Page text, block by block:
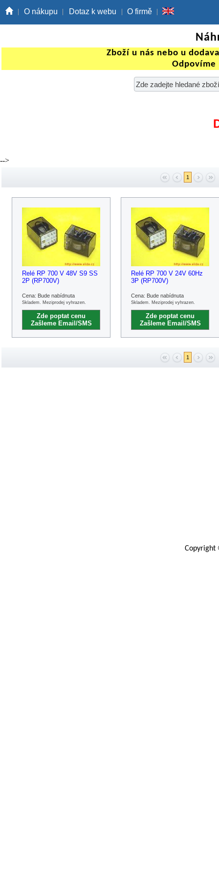
O nákupu Dotaz k webu O firmě
Zboží u nás nebo u
Odpovíme
-->
1
Relé RP 700 V 48V S9 SS
2P (RP700V)
Cena: Bude nabídnuta
Skladem. Meziprodej vyhrazen.
Zde poptat cenu
Zašleme Email/SMS
Relé RP 700 V 24V 60Hz
3P (RP700V)
Cena: Bude nabídnuta
Skladem. Meziprodej vyhrazen.
Zde poptat cenu
Zašleme Email/SMS
1
Copyright